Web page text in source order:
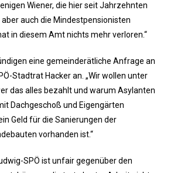
Wiener, die hier seit Jahrzehnten
aber auch die Mindestpensionisten
in diesem Amt nichts mehr verloren.“
eine gemeinderätliche Anfrage an
Stadtrat Hacker an. „Wir wollen unter
das alles bezahlt und warum Asylanten
Dachgeschoß und Eigengärten
Geld für die Sanierungen der
vorhanden ist.“
SPÖ ist unfair gegenüber den